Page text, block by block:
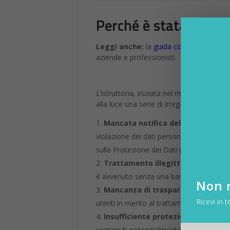
Perché è stata
Leggi anche: la guida completa a
aziende e professionisti.
L’istruttoria, iniziata nel marzo 2023 a
alla luce una serie di irregolarità:
Mancata notifica della violazione
violazione dei dati personali avvenuta
sulla Protezione dei Dati (GDPR).
Trattamento illegittimo dei dati
è avvenuto senza una base giuridica
Mancanza di trasparenza: OpenAI
utenti in merito al trattamento dei loro
Insufficiente protezione dei minori
Non
Ricevi in